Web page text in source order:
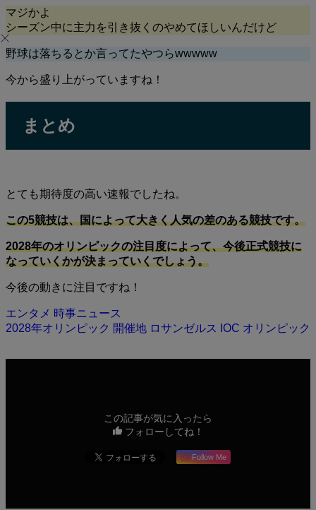
マジかよ
シーズン中に主力を引き抜くのやめてほしいんだけど
野球は落ちるとか言ってたやつらwwwww
今から盛り上がっていますね！
まとめ
とても期待度の高い速報でしたね。
この5競技は、国によって大きく人気の差のある競技です。
2028年のオリンピックの注目度によって、今後正式競技に
なっていくかが決まっていくでしょう。
今後の動きに注目ですね！
エンタメ 時事ニュース
2028年オリンピック 開催地 ロサンゼルス IOC オリンピック
この記事が気に入ったら
フォローしてね！
Follow Me